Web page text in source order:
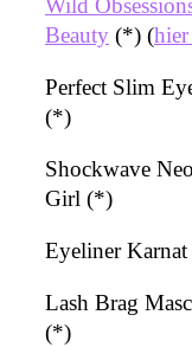
Wild
Beauty (*) (hier
Perfect Slim
(*)
Shockwave
Girl (*)
Eyeliner
Lash Brag
(*)